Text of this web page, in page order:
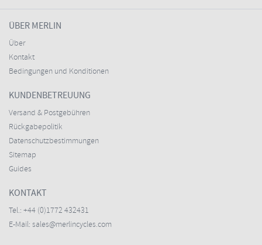
ÜBER MERLIN
Über
Kontakt
Bedingungen und Konditionen
KUNDENBETREUUNG
Versand & Postgebühren
Rückgabepolitik
Datenschutzbestimmungen
Sitemap
Guides
KONTAKT
Tel.: +44 (0)1772 432431
E-Mail: sales@merlincycles.com